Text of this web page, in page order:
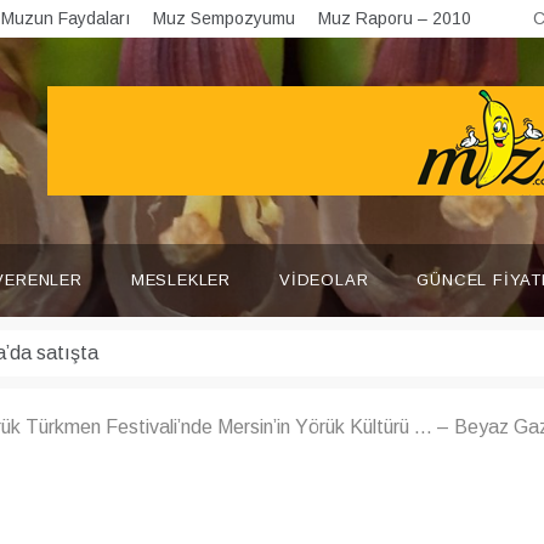
Muzun Faydaları Muz Sempozyumu Muz Raporu – 2010
MESLEKLER VIDEOLAR GÜNCEL
Türkmen Festivali’nde Mersin’in Yörük Kültürü … – Beyaz